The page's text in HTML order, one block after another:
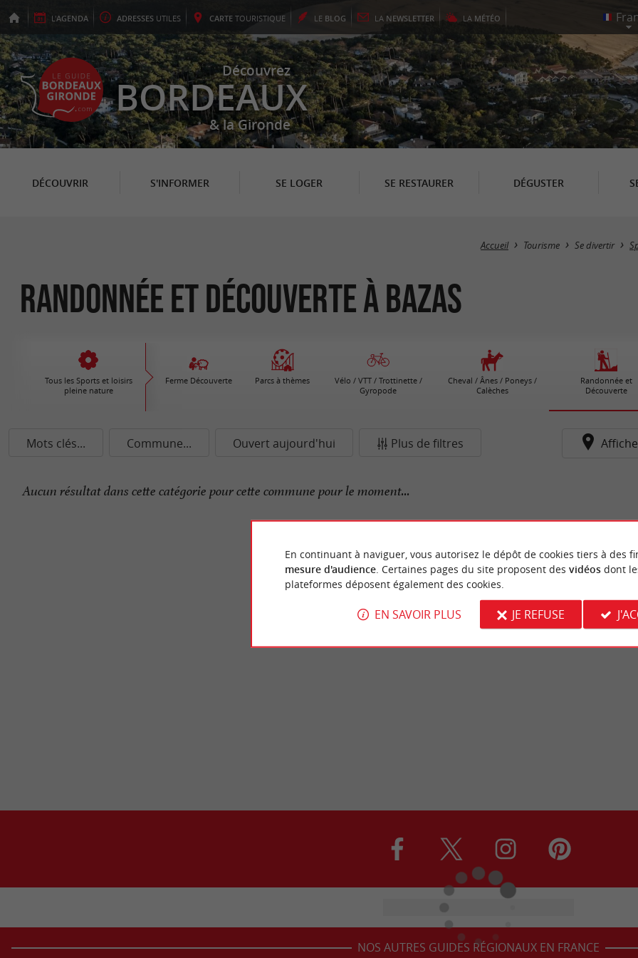
L'AGENDA ADRESSES UTILES CARTE TOURISTIQUE LE BLOG LA NEWSLETTER LA MÉTÉO
Découvrez
BORDEAUX
& la Gironde
DÉCOUVRIR S'INFORMER SE LOGER SE RESTAURER DÉGUSTER
Accueil Tourisme Se divertir
Randonnée et Découverte à Bazas
Tous les Sports et loisirs
pleine nature
Ferme Découverte Parcs à thèmes
Vélo / VTT / Trottinette /
Gyropode
Cheval / Ânes / Poneys /
Calèches
Randonnée et
Découverte
Mots clés... Commune... Ouvert aujourd'hui Plus de filtres
Aucun résultat dans cette catégorie pour cette commune pour le moment...
NOS AUTRES GUIDES RÉGIONAUX EN FRANCE
En continuant à naviguer, vous autorisez le dépôt de cookies tiers à des
mesure d'audience. Certaines pages du site proposent des vidéosdont
plateformes déposent également des cookies.
EN SAVOIR PLUS JE REFUSE